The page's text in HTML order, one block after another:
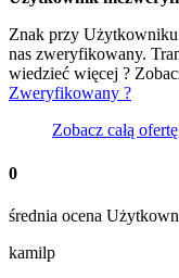
Znak przy Użytkowniku
nas zweryfikowany.
wiedzieć więcej ?
Zweryfikowany ?
Zobacz całą ofertę
0
średnia ocena
kamilp